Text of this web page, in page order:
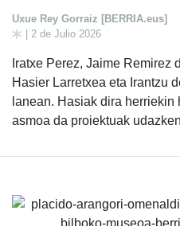
Uxue Rey Gorraiz [BERRIA.eus]
| 2 de Julio 2026
Iratxe Perez, Jaime Remirez
Hasier Larretxea eta Irantzu
lanean. Hasiak dira herriekin
asmoa da proiektuak